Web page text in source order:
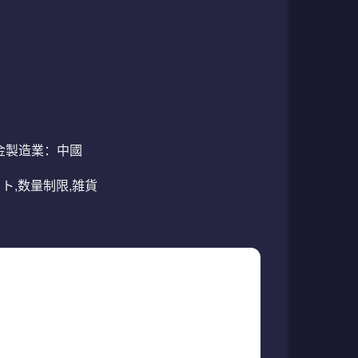
造業：中國
,数量制限,雑貨